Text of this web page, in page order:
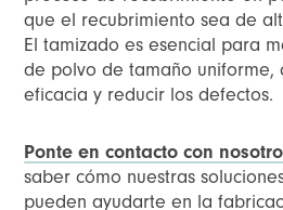
que el recubrimiento sea de
El tamizado es esencial para
de polvo de tamaño uniforme,
eficacia y reducir los defectos.
Ponte en contacto con
saber cómo nuestras
pueden ayudarte en la